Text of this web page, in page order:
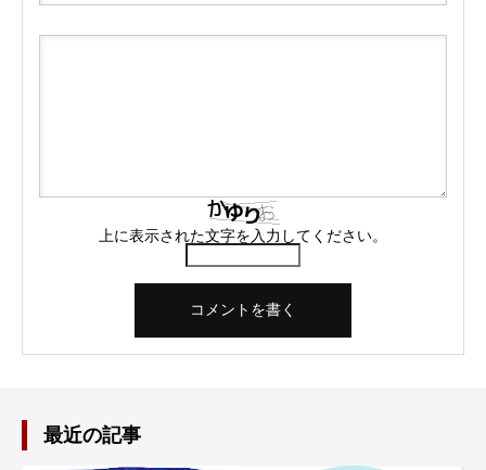
上に表示された文字を入力してください。
最近の記事